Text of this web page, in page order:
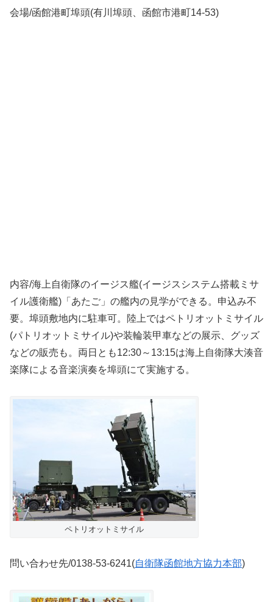
会場/函館港町埠頭(有川埠頭、函館市港町14-53)
内容/海上自衛隊のイージス艦(イージスシステム搭載ミサ
イル護衛艦)「あたご」の艦内の見学ができる。申込み不
要。埠頭敷地内に駐車可。陸上ではペトリオットミサイル
(パトリオットミサイル)や装輪装甲車などの展示、グッズ
などの販売も。両日とも12:30～13:15は海上自衛隊大湊音
楽隊による音楽演奏を埠頭にて実施する。
ペトリオットミサイル
問い合わせ先/0138-53-6241(自衛隊函館地方協力本部)